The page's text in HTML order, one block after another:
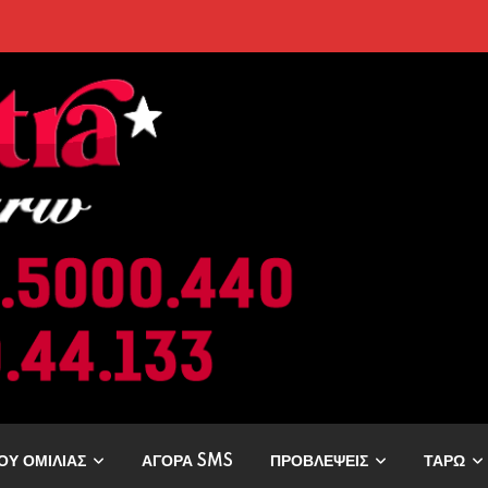
Οι Επόμενες Μέρες Κρύβουν ΣΟΚ για αυτά τα Ζώδια»
ΟΜΙΛΙΑΣ ΑΓΟΡΑ SMS ΠΡΟΒΛΕΨΕΙΣ ΤΑΡΩ